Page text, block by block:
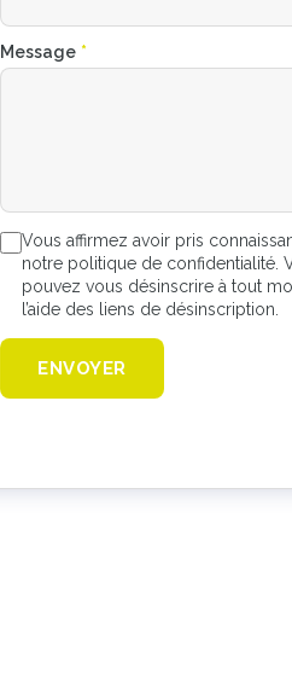
Message *
Vous affirmez avoir pris
notre politique de confidentialité.
pouvez vous désinscrire à tout
l’aide des liens de désinscription.
ENVOYER